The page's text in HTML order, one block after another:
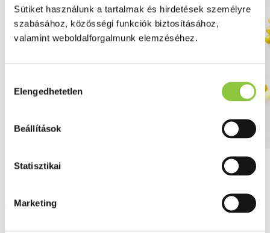
Sütiket használunk a tartalmak és hirdetések személyre
szabásához, közösségi funkciók biztosításához,
valamint weboldalforgalmunk elemzéséhez.
kiválasztása
Elengedhetetlen
Beállítások
Statisztikai
Marketing
rendszeres fogyasztásukkal megvan az esélye arra, hogy közel
elegendő omega-3 zsírsavakat juttat a szervezetébe. Cikkünkben